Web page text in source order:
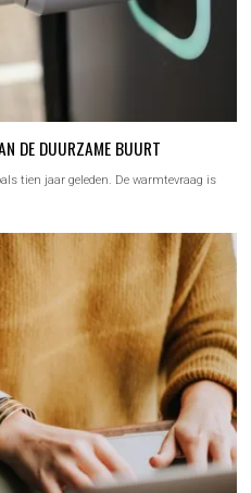
DE DUURZAME BUURT
tien jaar geleden. De warmtevraag is